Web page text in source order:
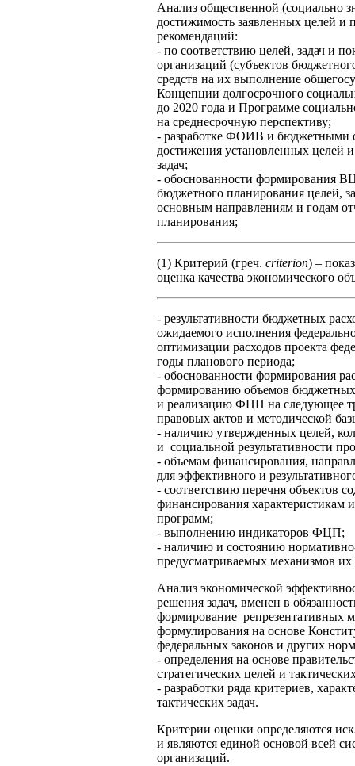
Анализ общественной (социально
достижимость заявленных целей и
рекомендаций:
- по соответствию целей, задач и
организаций (субъектов
средств на их выполнение
Концепции долгосрочного
до 2020 года и Программе
на среднесрочную перспективу;
- разработке ФОИВ и бюджетными
достижения установленных целей
задач;
- обоснованности формирования
бюджетного планирования целей,
основным направлениям и годам
планирования;
(1) Критерий (греч. criterion) –
оценка качества экономического
- результативности бюджетных
ожидаемого исполнения
оптимизации расходов проекта
годы планового периода;
- обоснованности формирования
формированию объемов
и реализацию ФЦП на следующее
правовых актов и методической
- наличию утвержденных целей,
и социальной результативности
- объемам финансирования,
для эффективного и
- соответствию перечня объектов
финансирования характеристикам
программ;
- выполнению индикаторов ФЦП;
- наличию и состоянию
предусматриваемых механизмов их
Анализ экономической
решения задач, вменен в
формирование репрезентативных
формулирования на основе
федеральных законов и других
- определения на основе
стратегических целей и
- разработки ряда критериев,
тактических задач.
Критерии оценки определяются
и являются единой основой всей
организаций.